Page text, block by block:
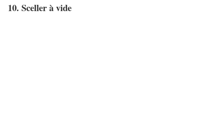
10. Sceller à vide